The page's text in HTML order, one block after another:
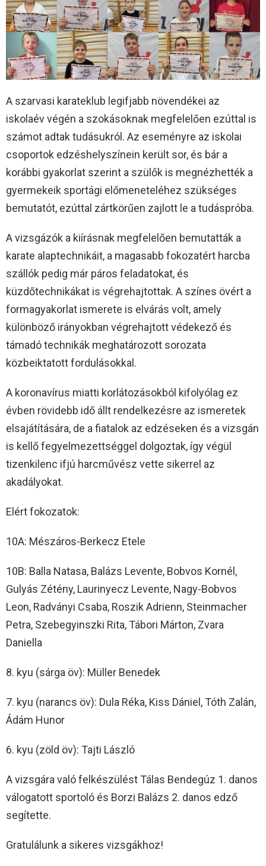
A szarvasi karateklub legifjabb növendékei az
iskolaév végén a szokásoknak megfelelően ezúttal is
számot adtak tudásukról. Az eseményre az iskolai
csoportok edzéshelyszínein került sor, és bár a
korábbi gyakorlat szerint a szülők is megnézhették a
gyermekeik sportági előmeneteléhez szükséges
bemutatót, ezúttal zártkörűen zajlott le a tudáspróba.
A vizsgázók a kiírásnak megfelelően bemutatták a
karate alaptechnikáit, a magasabb fokozatért harcba
szállók pedig már páros feladatokat, és
küzdőtechnikákat is végrehajtottak. A színes övért a
formagyakorlat ismerete is elvárás volt, amely
különböző irányokban végrehajtott védekező és
támadó technikák meghatározott sorozata
közbeiktatott fordulásokkal.
A koronavírus miatti korlátozásokból kifolyólag ez
évben rövidebb idő állt rendelkezésre az ismeretek
elsajátítására, de a fiatalok az edzéseken és a vizsgán
is kellő fegyelmezettséggel dolgoztak, így végül
tizenkilenc ifjú harcművész vette sikerrel az
akadályokat.
Elért fokozatok:
10A: Mészáros-Berkecz Etele
10B: Balla Natasa, Balázs Levente, Bobvos Kornél,
Gulyás Zétény, Laurinyecz Levente, Nagy-Bobvos
Leon, Radványi Csaba, Roszik Adrienn, Steinmacher
Petra, Szebegyinszki Rita, Tábori Márton, Zvara
Daniella
8. kyu (sárga öv): Müller Benedek
7. kyu (narancs öv): Dula Réka, Kiss Dániel, Tóth Zalán,
Ádám Hunor
6. kyu (zöld öv): Tajti László
A vizsgára való felkészülést Tálas Bendegúz 1. danos
válogatott sportoló és Borzi Balázs 2. danos edző
segítette.
Gratulálunk a sikeres vizsgákhoz!